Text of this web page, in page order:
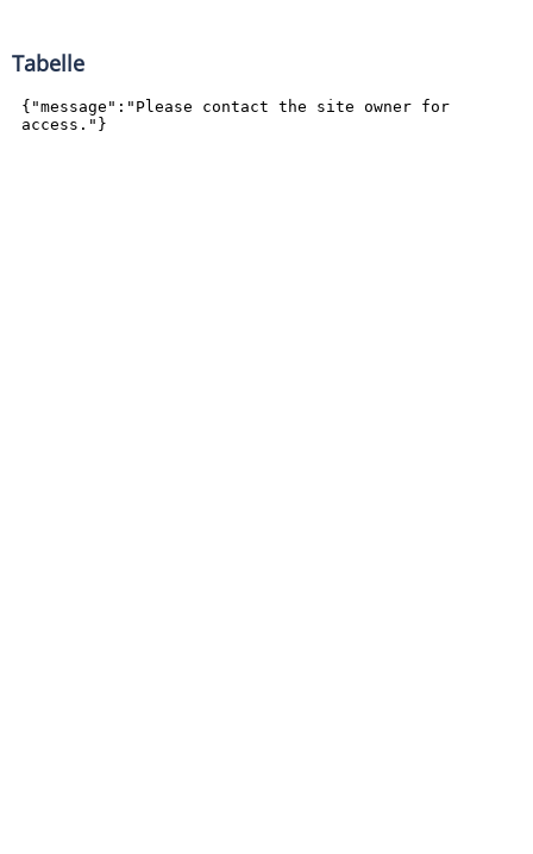
Tabelle